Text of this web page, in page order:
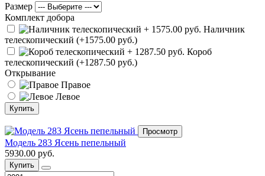
Размер
Комплект добора
Наличник
телескопический (+1575.00 руб.)
Короб
телескопический (+1287.50 руб.)
Открывание
Правое
Левое
Купить
Просмотр
Модель 283 Ясень пепельный
5930.00 руб.
Купить